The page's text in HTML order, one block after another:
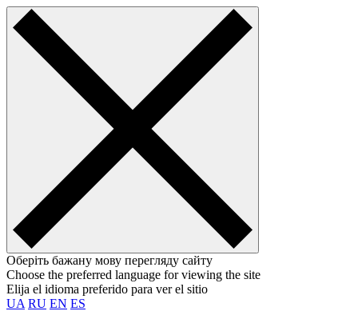
Оберіть бажану мову перегляду сайту
Choose the preferred language for viewing the site
Elija el idioma preferido para ver el sitio
UA RU EN ES